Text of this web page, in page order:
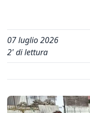
07 luglio 2026
2' di lettura